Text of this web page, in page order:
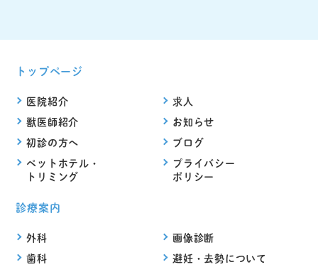
トップページ
医院紹介
獣医師紹介
初診の方へ
ペットホテル・
トリミング
求人
お知らせ
ブログ
プライバシー
ポリシー
診療案内
外科
歯科
画像診断
避妊・去勢について